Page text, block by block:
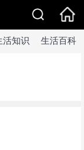
活知识 生活百科